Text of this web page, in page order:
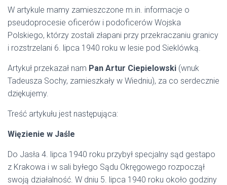
W artykule mamy zamieszczone m.in. informacje o
pseudoprocesie oficerów i podoficerów Wojska
Polskiego, którzy zostali złapani przy przekraczaniu granicy
i rozstrzelani 6. lipca 1940 roku w lesie pod Sieklówką.
Artykuł przekazał nam Pan Artur Ciepielowski (wnuk
Tadeusza Sochy, zamieszkały w Wiedniu), za co serdecznie
dziękujemy.
Treść artykułu jest następująca:
Więzienie w Jaśle
Do Jasła 4. lipca 1940 roku przybył specjalny sąd gestapo
z Krakowa i w sali byłego Sądu Okręgowego rozpoczął
swoją działalność. W dniu 5. lipca 1940 roku około godziny